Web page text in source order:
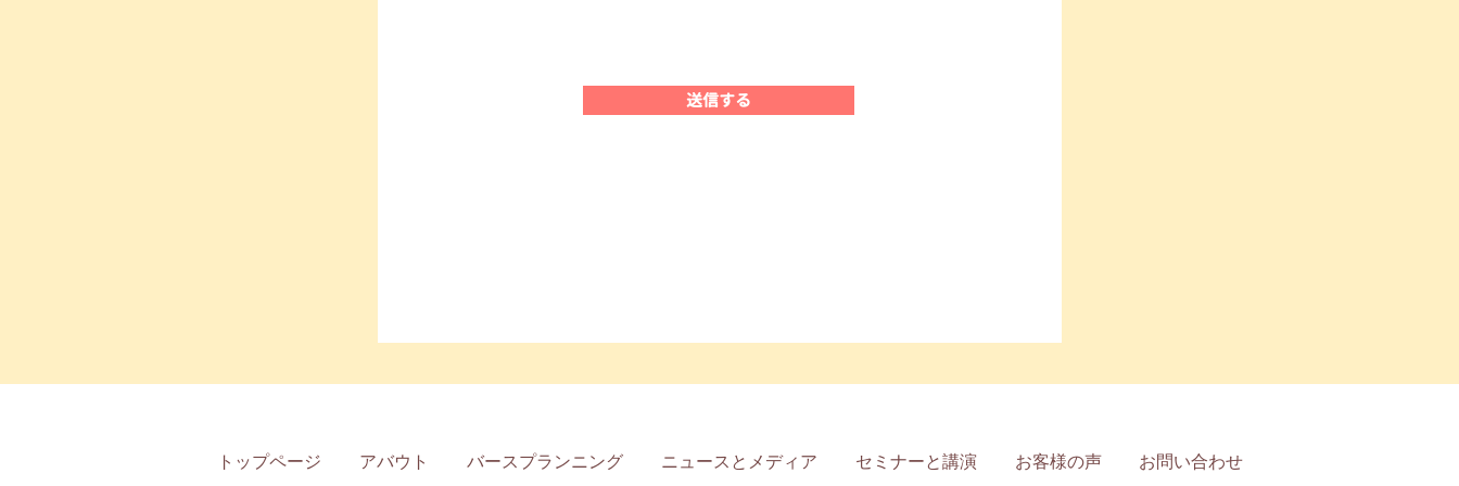
送信する
トップページ アバウト バースプランニング ニュースとメディア セミナーと講演 お客様の声 お問い合わせ